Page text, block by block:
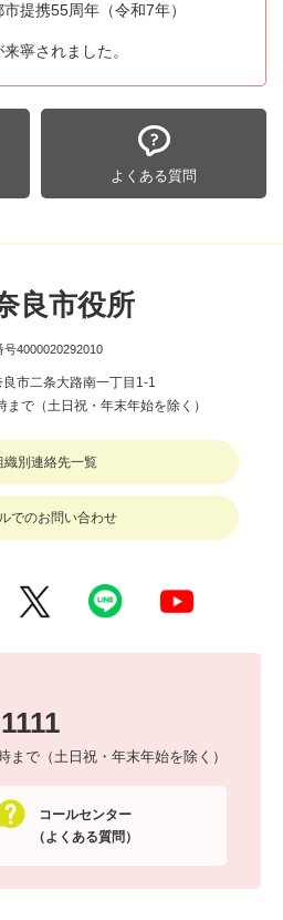
提携55周年（令和7年）
寧されました。
よくある質問
良市役所
号4000020292010
市二条大路南一丁目1-1
で（土日祝・年末年始を除く）
織別連絡先一覧
でのお問い合わせ
まで（土日祝・年末年始を除く）
コールセンター
（よくある質問）